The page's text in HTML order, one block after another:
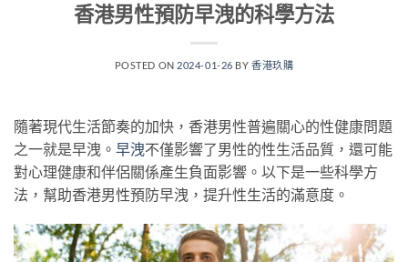
香港男性預防早洩的科學方法
POSTED ON 2024-01-26 BY香港玖購
隨著現代生活節奏的加快，香港男性普遍關心的性健康問題
之一就是早洩。 早洩不僅影響了男性的性生活品質，還可能
對心理健康和伴侶關係產生負面影響。以下是一些科學方
法，幫助香港男性預防早洩，提升性生活的滿意度。